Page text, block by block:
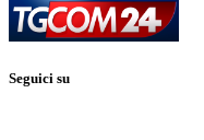
Seguici su